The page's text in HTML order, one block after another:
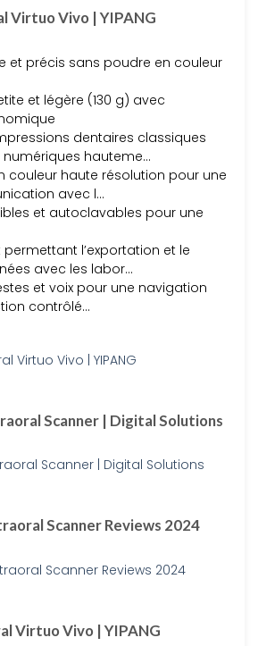
Virtuo Vivo | YIPANG
et précis sans poudre en couleur
et légère (130 g) avec
dentaires classiques
hauteme…
couleur haute résolution pour une
avec l…
et autoclavables pour une
l’exportation et le
avec les labor…
et voix pour une navigation
contrôlé…
Scanner | Digital Solutions
Scanner Reviews 2024
Virtuo Vivo | YIPANG